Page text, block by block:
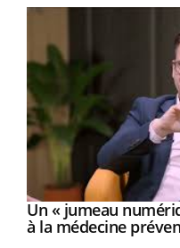
Youtube
Un « jumeau
à la médecine